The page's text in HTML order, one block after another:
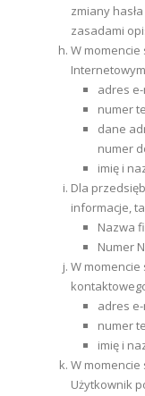
zmiany
zasadami
W momencie
adres
numer
dane
numer
imię i
Dla
informacje,
Nazwa
Numer
W
adres
numer
imię i
W
Użytkownik